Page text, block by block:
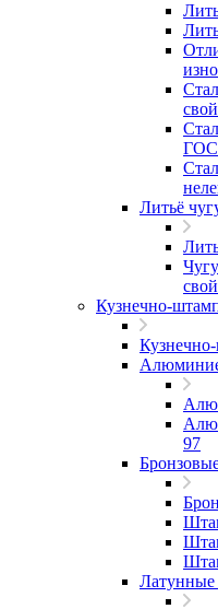
Литьё
Кузнечно-
97
Латунные